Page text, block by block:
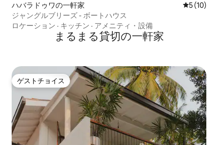
ハバラドゥワの一軒家 レビュー
5 (10)
ジャングルブリーズ - ボートハウス
ロケーション · キッチン · アメニティ・設備
まるまる貸切の一軒家
ゲストチョイス
ゲストチョイス